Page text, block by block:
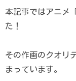
本記事ではアニメ
た！
その作画のクオリ
まっています。